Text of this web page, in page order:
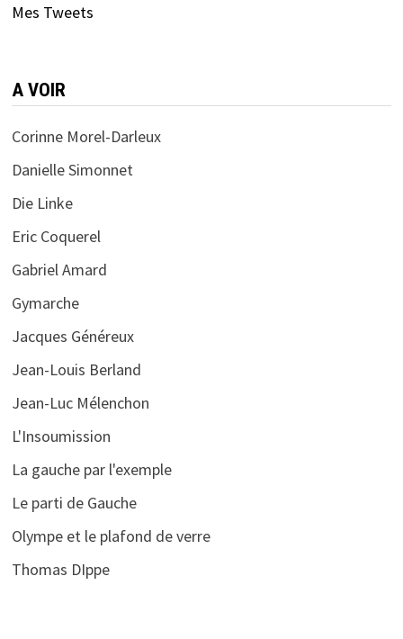
Mes Tweets
A VOIR
Corinne Morel-Darleux
Danielle Simonnet
Die Linke
Eric Coquerel
Gabriel Amard
Gymarche
Jacques Généreux
Jean-Louis Berland
Jean-Luc Mélenchon
L'Insoumission
La gauche par l'exemple
Le parti de Gauche
Olympe et le plafond de verre
Thomas DIppe